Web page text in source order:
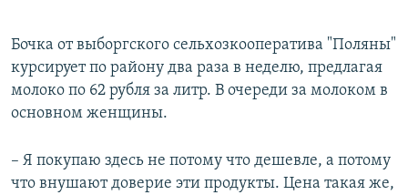
Бочка от выборгского сельхозкооператива "Поляны"
курсирует по району два раза в неделю, предлагая
молоко по 62 рубля за литр. В очереди за молоком в
основном женщины.
– Я покупаю здесь не потому что дешевле, а потому
что внушают доверие эти продукты. Цена такая же,